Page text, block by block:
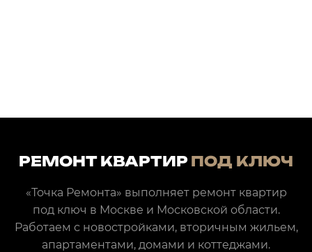
РЕМОНТ КВАРТИР ПОД КЛЮЧ
«Точка Ремонта» выполняет ремонт квартир
под ключ в Москве и Московской области.
Работаем с новостройками, вторичным жильем,
апартаментами, домами и коттеджами.